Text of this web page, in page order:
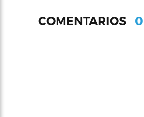
COMENTARIOS 0